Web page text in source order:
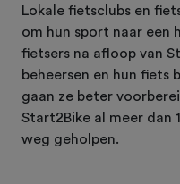
Lokale fietsclubs en
om hun sport naar een
fietsers na afloop van
beheersen en hun fiets
gaan ze beter
Start2Bike al meer dan
weg geholpen.